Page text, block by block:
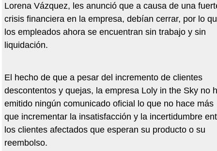
Lorena Vázquez, les anunció que a causa de una
crisis financiera en la empresa, debían cerrar, por lo
los empleados ahora se encuentran sin trabajo y sin
liquidación.
El hecho de que a pesar del incremento de clientes
descontentos y quejas, la empresa Loly in the Sky no
emitido ningún comunicado oficial lo que no hace más
que incrementar la insatisfacción y la incertidumbre
los clientes afectados que esperan su producto o su
reembolso.